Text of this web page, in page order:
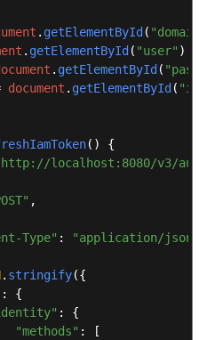
. getElementById ( "domain"
. getElementById ( "user" ).
. getElementById (
document . getElementById (
( ) {
localhost:8080/v3/
,
Type" : "application/json"
. stringify({
: {
: {
"methods" : [